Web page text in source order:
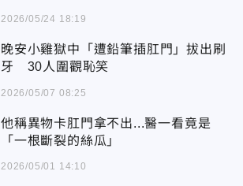
2026/05/24 18:19
晚安小雞獄中「遭鉛筆插肛門」拔出刷
牙 30人圍觀恥笑
2026/05/07 08:25
他稱異物卡肛門拿不出...醫一看竟是
「一根斷裂的絲瓜」
2026/05/01 14:10